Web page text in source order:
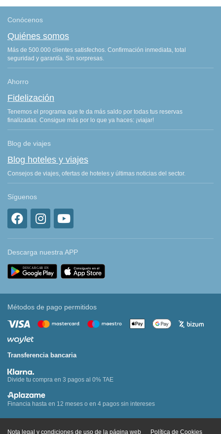
Conócenos
Quiénes somos
Más de 500.000 clientes satisfechos. Confirmación inmediata, total
seguridad y garantía. Sin sorpresas.
Ahorro
Fidelización
Tenemos el programa que te da más saldo por todas tus reservas
finalizadas. Consigue más por lo que ya haces: ¡viajar!
Blog de viajes
Blog hoteles y viajes
Consejos de viajes, ofertas de hoteles y últimas noticias del sector.
Síguenos
Descarga nuestra APP
Métodos de pago permitidos
Transferencia bancaria
Divide tu compra en 3 pagos al 0% TAE
Financia hasta en 12 meses o en 4 pagos sin intereses
Nota legal y condiciones de uso de la página web Política de Cookies